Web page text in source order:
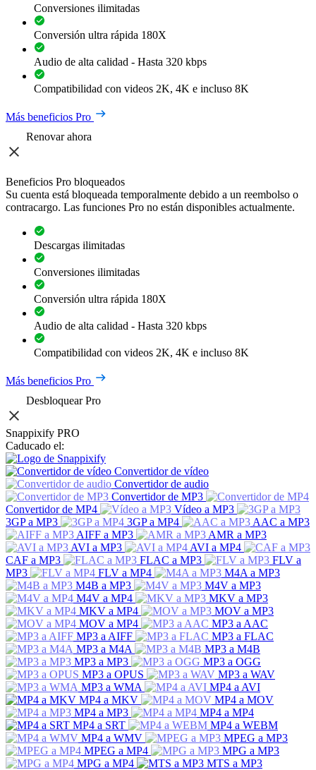
Conversiones ilimitadas
Conversión ultra rápida 180X
Audio de alta calidad - Hasta 320 kbps
Compatibilidad con videos 2K, 4K e incluso 8K
Más beneficios Pro
Renovar ahora
Beneficios Pro bloqueados
Su cuenta está bloqueada temporalmente debido a un reembolso o
contracargo. Las funciones Pro no están disponibles actualmente.
Descargas ilimitadas
Conversiones ilimitadas
Conversión ultra rápida 180X
Audio de alta calidad - Hasta 320 kbps
Compatibilidad con videos 2K, 4K e incluso 8K
Más beneficios Pro
Desbloquear Pro
Snappixify PRO
Caducado el:
Convertidor de vídeo
Convertidor de audio
Convertidor de MP3
Convertidor de MP4
Vídeo a MP3
3GP a MP3
3GP a MP4
AAC a MP3
AIFF a MP3
AMR a MP3
AVI a MP3
AVI a MP4
CAF a MP3
FLAC a MP3
FLV a
MP3
FLV a MP4
M4A a MP3
M4B a MP3
M4V a MP3
M4V a MP4
MKV a MP3
MKV a MP4
MOV a MP3
MOV a MP4
MP3 a AAC
MP3 a AIFF
MP3 a FLAC
MP3 a M4A
MP3 a M4B
MP3 a MP3
MP3 a OGG
MP3 a OPUS
MP3 a WAV
MP3 a WMA
MP4 a AVI
MP4 a MKV
MP4 a MOV
MP4 a MP3
MP4 a MP4
MP4 a SRT
MP4 a WEBM
MP4 a WMV
MPEG a MP3
MPEG a MP4
MPG a MP3
MPG a MP4
MTS a MP3